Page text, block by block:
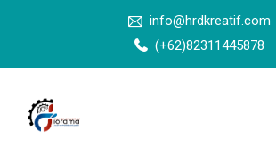
info@hrdkreatif.com
(+62)82311445878